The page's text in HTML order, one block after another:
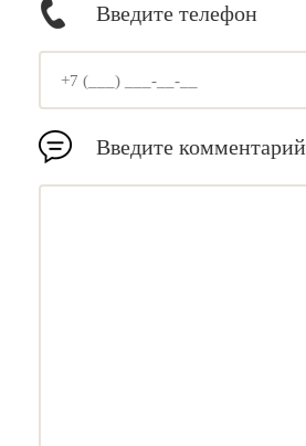
Введите телефон
Введите комментарий